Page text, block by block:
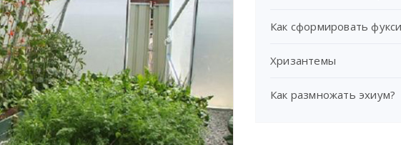
Как сформировать
Хризантемы
Как размножать эхиум?